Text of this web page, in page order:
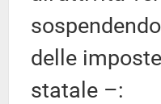
delle
statale –: